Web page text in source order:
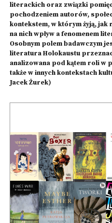
literackich oraz związki
pochodzeniem autorów,
kontekstem, w którym żyją, jak
na nich wpływ a fenomenem
Osobnym polem badawczym
literatura Holokaustu
analizowana pod kątem roli w
także w innych kontekstach
Jacek Żurek)